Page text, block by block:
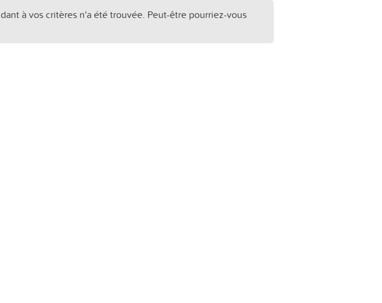
à vos critères n'a été trouvée. Peut-être pourriez-vous